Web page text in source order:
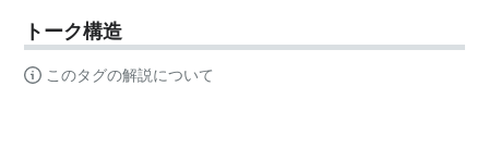
トーク構造
このタグの解説について